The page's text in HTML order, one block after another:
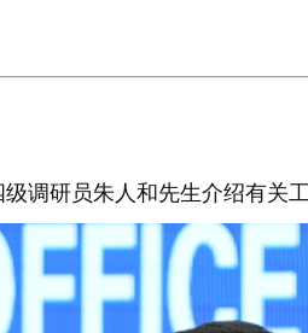
调研员朱人和先生介绍有关工